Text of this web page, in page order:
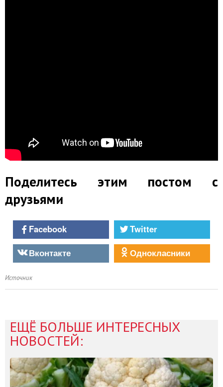
Поделитесь этим постом с
друзьями
Facebook
Twitter
Вконтакте
Однокласники
Источник
ЕЩЁ БОЛЬШЕ ИНТЕРЕСНЫХ
НОВОСТЕЙ: